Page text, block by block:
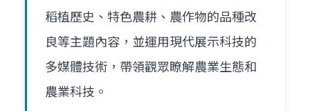
稻植歷史、特色農耕、農作物的品種改
良等主題內容，並運用現代展示科技的
多媒體技術，帶領觀眾瞭解農業生態和
農業科技。